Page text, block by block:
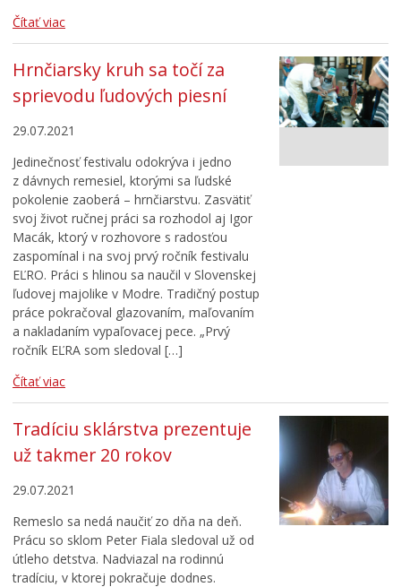
Čítať viac
Hrnčiarsky kruh sa točí za
sprievodu ľudových piesní
29.07.2021
Jedinečnosť festivalu odokrýva i jedno
z dávnych remesiel, ktorými sa ľudské
pokolenie zaoberá – hrnčiarstvu. Zasvätiť
svoj život ručnej práci sa rozhodol aj Igor
Macák, ktorý v rozhovore s radosťou
zaspomínal i na svoj prvý ročník festivalu
EĽRO. Práci s hlinou sa naučil v Slovenskej
ľudovej majolike v Modre. Tradičný postup
práce pokračoval glazovaním, maľovaním
a nakladaním vypaľovacej pece. „Prvý
ročník EĽRA som sledoval […]
Čítať viac
Tradíciu sklárstva prezentuje
už takmer 20 rokov
29.07.2021
Remeslo sa nedá naučiť zo dňa na deň.
Prácu so sklom Peter Fiala sledoval už od
útleho detstva. Nadviazal na rodinnú
tradíciu, v ktorej pokračuje dodnes.